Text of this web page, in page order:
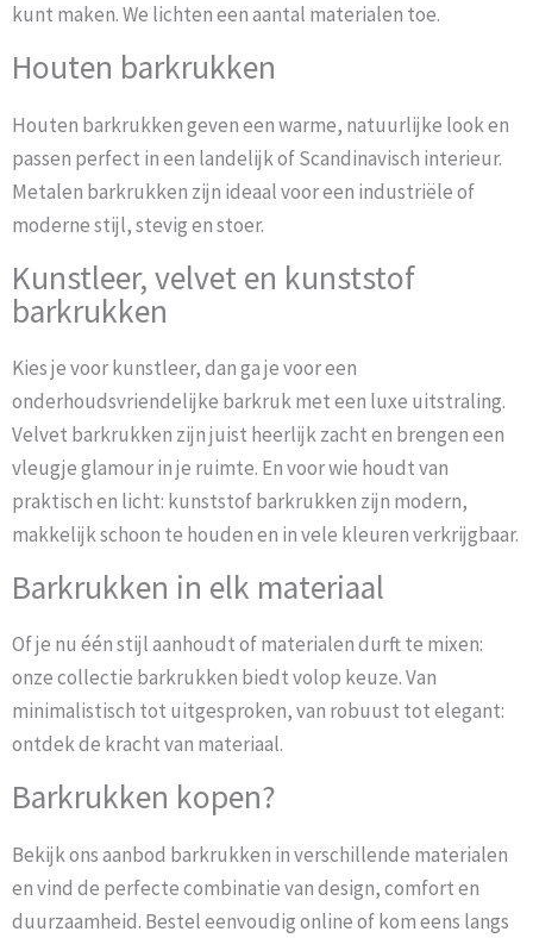
kunt maken. We lichten een aantal materialen toe.
Houten barkrukken
Houten barkrukken geven een warme, natuurlijke look en
passen perfect in een landelijk of Scandinavisch interieur.
Metalen barkrukken zijn ideaal voor een industriële of
moderne stijl, stevig en stoer.
Kunstleer, velvet en kunststof
barkrukken
Kies je voor kunstleer, dan ga je voor een
onderhoudsvriendelijke barkruk met een luxe uitstraling.
Velvet barkrukken zijn juist heerlijk zacht en brengen een
vleugje glamour in je ruimte. En voor wie houdt van
praktisch en licht: kunststof barkrukken zijn modern,
makkelijk schoon te houden en in vele kleuren verkrijgbaar.
Barkrukken in elk materiaal
Of je nu één stijl aanhoudt of materialen durft te mixen:
onze collectie barkrukken biedt volop keuze. Van
minimalistisch tot uitgesproken, van robuust tot elegant:
ontdek de kracht van materiaal.
Barkrukken kopen?
Bekijk ons aanbod barkrukken in verschillende materialen
en vind de perfecte combinatie van design, comfort en
duurzaamheid. Bestel eenvoudig online of kom eens langs